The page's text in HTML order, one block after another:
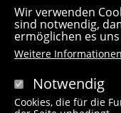
360° x 360° Fotografie
Copyright © 2021
Wir verwenden
sind notwendig,
ermöglichen es
Weitere Informationen
Notwendig
Cookies, die für die